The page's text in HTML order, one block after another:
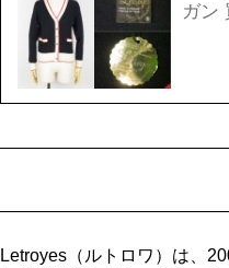
ガン
Letroyes（ルトロワ）は、